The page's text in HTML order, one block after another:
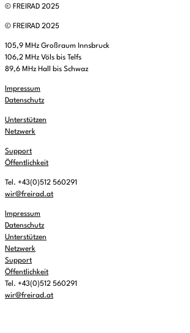
© FREIRAD 2025
© FREIRAD 2025
105,9 MHz Großraum Innsbruck
106,2 MHz Völs bis Telfs
89,6 MHz Hall bis Schwaz
Impressum
Datenschutz
Unterstützen
Netzwerk
Support
Öffentlichkeit
Tel. +43(0)512 560291
wir@freirad.at
Impressum
Datenschutz
Unterstützen
Netzwerk
Support
Öffentlichkeit
Tel. +43(0)512 560291
wir@freirad.at